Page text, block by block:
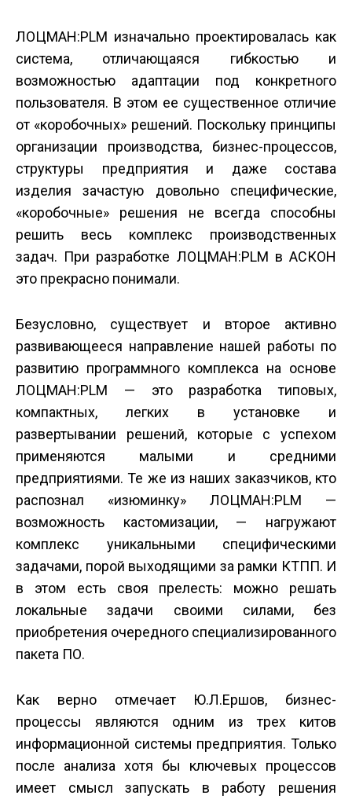
ЛОЦМАН:PLM изначально проектировалась как
система, отличающаяся гибкостью и
возможностью адаптации под конкретного
пользователя. В этом ее существенное отличие
от «коробочных» решений. Поскольку принципы
организации производства, бизнес-процессов,
структуры предприятия и даже состава
изделия зачастую довольно специфические,
«коробочные» решения не всегда способны
решить весь комплекс производственных
задач. При разработке ЛОЦМАН:PLM в АСКОН
это прекрасно понимали.
Безусловно, существует и второе активно
развивающееся направление нашей работы по
развитию программного комплекса на основе
ЛОЦМАН:PLM — это разработка типовых,
компактных, легких в установке и
развертывании решений, которые с успехом
применяются малыми и средними
предприятиями. Те же из наших заказчиков, кто
распознал «изюминку» ЛОЦМАН:PLM —
возможность кастомизации, — нагружают
комплекс уникальными специфическими
задачами, порой выходящими за рамки КТПП. И
в этом есть своя прелесть: можно решать
локальные задачи своими силами, без
приобретения очередного специализированного
пакета ПО.
Как верно отмечает Ю.Л.Ершов, бизнес-
процессы являются одним из трех китов
информационной системы предприятия. Только
после анализа хотя бы ключевых процессов
имеет смысл запускать в работу решения